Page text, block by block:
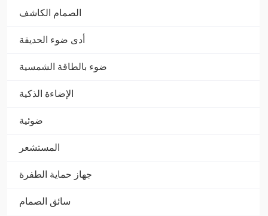
الصمام الكاشف
أدى ضوء الحديقة
ضوء بالطاقة الشمسية
الإضاءة الذكية
ضوئية
المستشعر
جهاز حماية الطفرة
سائق الصمام